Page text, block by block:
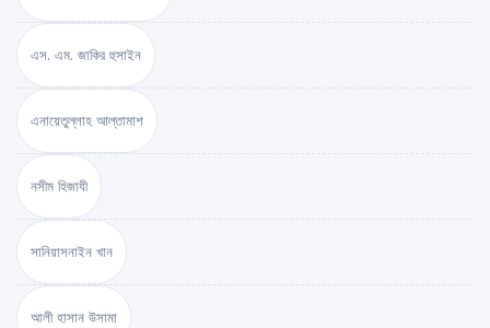
এস. এম. জাকির হুসাইন
এনায়েতুল্লাহ আল্‌তামাশ
নসীম হিজাযী
সানিয়াসনাইন খান
আলী হাসান উসামা